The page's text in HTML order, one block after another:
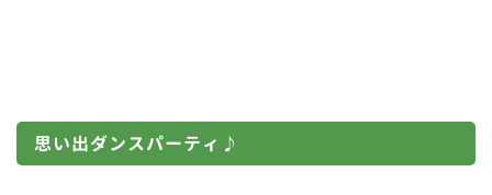
思い出ダンスパーティ♪